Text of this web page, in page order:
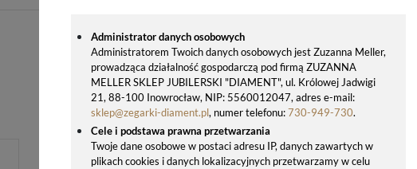
Administrator danych osobowych
Administratorem Twoich danych osobowych jest Zuzanna Meller,
prowadząca działalność gospodarczą pod firmą ZUZANNA
MELLER SKLEP JUBILERSKI "DIAMENT", ul. Królowej Jadwigi
21, 88-100 Inowrocław, NIP: 5560012047, adres e-mail:
sklep@zegarki-diament.pl, numer telefonu:730-949-730.
Cele i podstawa prawna przetwarzania
Twoje dane osobowe w postaci adresu IP, danych zawartych w
plikach cookies i danych lokalizacyjnych przetwarzamy w celu
OSTATNIO OGLĄDANE PRODUKTY